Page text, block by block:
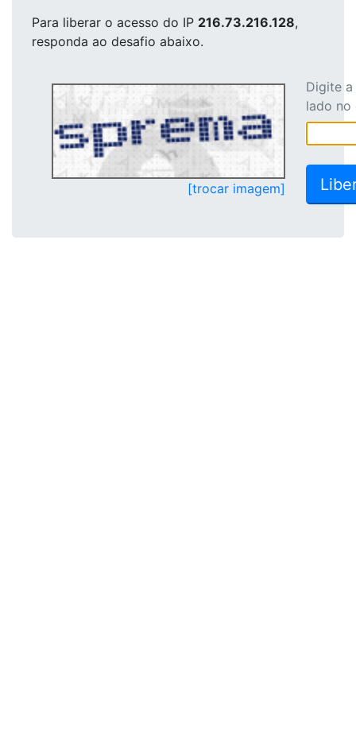
Para liberar o acesso do IP 216.73.216.128,
responda ao desafio abaixo.
[trocar imagem]
Digite
lado no